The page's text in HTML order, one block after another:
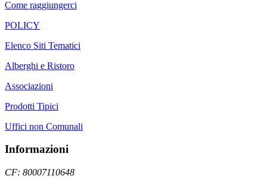
Come raggiungerci
POLICY
Elenco Siti Tematici
Alberghi e Ristoro
Associazioni
Prodotti Tipici
Uffici non Comunali
Informazioni
CF: 80007110648